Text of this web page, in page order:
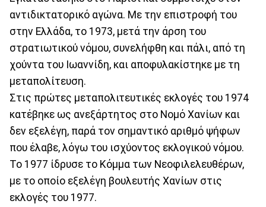
αντιδικτατορικό αγώνα. Με την επιστροφή του
στην Ελλάδα, το 1973, μετά την άρση του
στρατιωτικού νόμου, συνελήφθη και πάλι, από τη
χούντα του Ιωαννίδη, και αποφυλακίστηκε με τη
μεταπολίτευση.
Στις πρώτες μεταπολιτευτικές εκλογές του 1974
κατέβηκε ως ανεξάρτητος στο Νομό Χανίων και
δεν εξελέγη, παρά τον σημαντικό αριθμό ψήφων
που έλαβε, λόγω του ισχύοντος εκλογικού νόμου.
Το 1977 ίδρυσε το Κόμμα των Νεοφιλελευθέρων,
με το οποίο εξελέγη βουλευτής Χανίων στις
εκλογές του 1977.